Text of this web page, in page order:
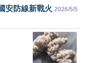
安防線新戰火 2026/5/5